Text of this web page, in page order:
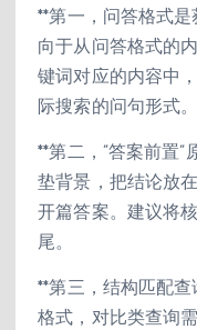
**第一，问答格式
向于从问答格式的
键词对应的内容中
际搜索的问句形式。
**第二，”答案前置
垫背景，把结论放
开篇答案。建议将
尾。
**第三，结构匹配
格式，对比类查询